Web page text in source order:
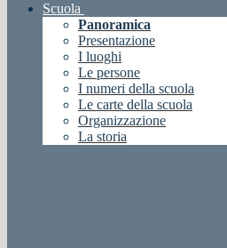
Scuola
Panoramica
Presentazione
I luoghi
Le persone
I numeri della scuola
Le carte della scuola
Organizzazione
La storia